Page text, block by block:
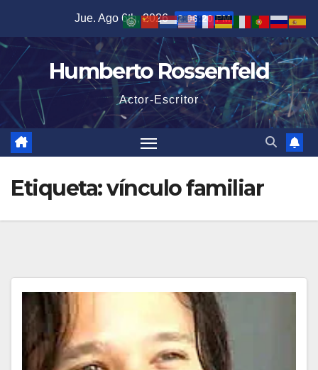
contenido
Jue. Ago 6th, 2026 2:06:21 PM
Humberto Rossenfeld
Actor-Escritor
Etiqueta:vínculo familiar